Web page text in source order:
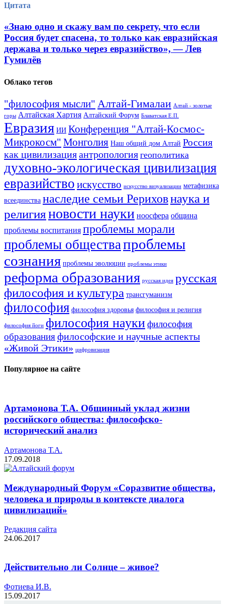
Цитата
«Знаю одно и скажу вам по секрету, что если
Россия будет спасена, то только как евразийская
держава и только через евразийство», — Лев
Гумилёв
Облако тегов
"философия мысли" Алтай-Гималаи Алтай - золотые
горы Алтайская Хартия Алтайский Форум Блаватская Е.П.
Евразия ИИ Конференция "Алтай-Космос-
Микрокосм" Монголия Наш общий дом Алтай Россия
как цивилизацияантропология геополитика
духовно-экологическая цивилизация
евразийство искусство искусство визуализации метафизика
всеединства наследие семьи Рериховнаука и
религияновости науки ноосфера община
проблемы воспитания проблемы морали
проблемы общества проблемы
сознания проблемы эволюции проблемы этики
реформа образования русская идея русская
философия и культура трансгуманизм
философия философия здоровья философия и религия
философия йоги философия наукифилософия
образованияфилософские и научные аспекты
«Живой Этики» цифровизация
Популярное на сайте
Артамонова Т.А. Общинный уклад жизни
российского общества: философско-
исторический анализ
Артамонова Т.А.
17.09.2018
Международный Форум «Соразвитие общества,
человека и природы в контексте диалога
цивилизаций»
Редакция cайта
24.06.2017
Действительно ли Солнце – живое?
Фотиева И.В.
15.09.2017